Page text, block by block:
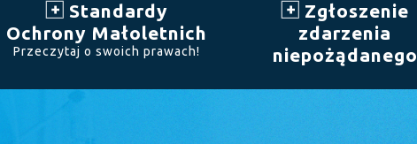
Standardy
Ochrony Małoletnich
Przeczytaj o swoich prawach!
Zgłoszenie
zdarzenia
niepożądanego